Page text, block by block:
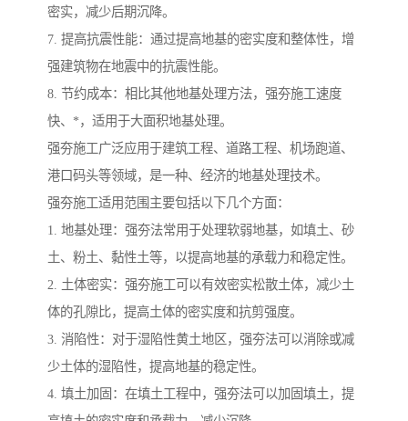
密实，减少后期沉降。
7. 提高抗震性能：通过提高地基的密实度和整体性，增
强建筑物在地震中的抗震性能。
8. 节约成本：相比其他地基处理方法，强夯施工速度
快、*，适用于大面积地基处理。
强夯施工广泛应用于建筑工程、道路工程、机场跑道、
港口码头等领域，是一种、经济的地基处理技术。
强夯施工适用范围主要包括以下几个方面：
1. 地基处理：强夯法常用于处理软弱地基，如填土、砂
土、粉土、黏性土等，以提高地基的承载力和稳定性。
2. 土体密实：强夯施工可以有效密实松散土体，减少土
体的孔隙比，提高土体的密实度和抗剪强度。
3. 消陷性：对于湿陷性黄土地区，强夯法可以消除或减
少土体的湿陷性，提高地基的稳定性。
4. 填土加固：在填土工程中，强夯法可以加固填土，提